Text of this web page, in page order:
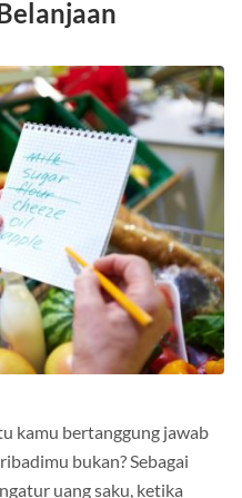
kamu bertanggung jawab
bukan? Sebagai